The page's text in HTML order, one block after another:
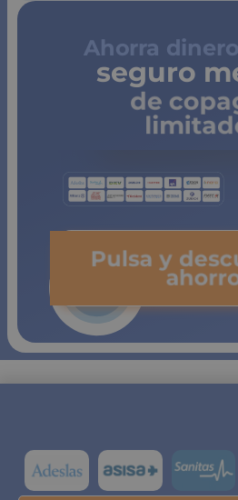
Repasamos algunos de
los niños disfruten del
alarmarse. No creo que vaya a
sepamos, si acaso algún detalle
verano uno más cómodo para
remedio -, siendo este uno
histórica que hace menos de un
encerrados en casa. Porque la
aunque el bamboleo de cifras
haya desatado la brújula de la
sepamos distinguir lo real de lo
mundo vivimos con exactitud.
sus hijos disfruten de las
agradable, relajado y seguro. Y